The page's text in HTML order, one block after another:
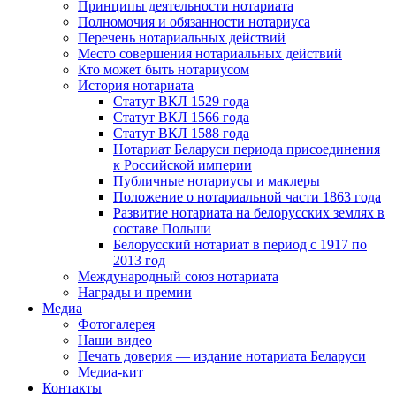
Принципы деятельности нотариата
Полномочия и обязанности нотариуса
Перечень нотариальных действий
Место совершения нотариальных действий
Кто может быть нотариусом
История нотариата
Статут ВКЛ 1529 года
Статут ВКЛ 1566 года
Статут ВКЛ 1588 года
Нотариат Беларуси периода присоединения
к Российской империи
Публичные нотариусы и маклеры
Положение о нотариальной части 1863 года
Развитие нотариата на белорусских землях в
составе Польши
Белорусский нотариат в период с 1917 по
2013 год
Международный союз нотариата
Награды и премии
Медиа
Фотогалерея
Наши видео
Печать доверия — издание нотариата Беларуси
Медиа-кит
Контакты